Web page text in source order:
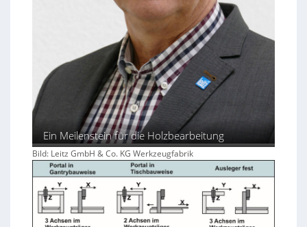
Ein Meilenstein für die Holzbearbeitung
Bild: Leitz GmbH & Co. KG Werkzeugfabrik